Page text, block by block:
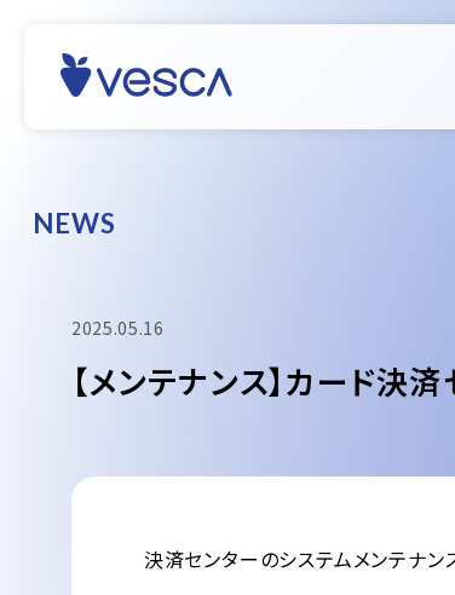
NEWS
2025.05.16
【メンテナンス】カード
決済センターのシステムメンテナン